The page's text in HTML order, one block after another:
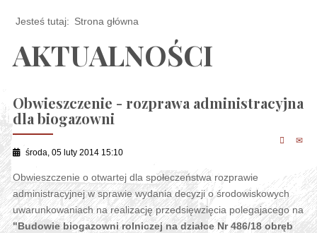
Jesteś tutaj: Strona główna
AKTUALNOŚCI
Obwieszczenie - rozprawa administracyjna
dla biogazowni
środa, 05 luty 2014 15:10
Obwieszczenie o otwartej dla społeczeństwa rozprawie
administracyjnej w sprawie wydania decyzji o środowiskowych
uwarunkowaniach na realizację przedsięwzięcia polegajacego na
"Budowie biogazowni rolniczej na działce Nr 486/18 obręb